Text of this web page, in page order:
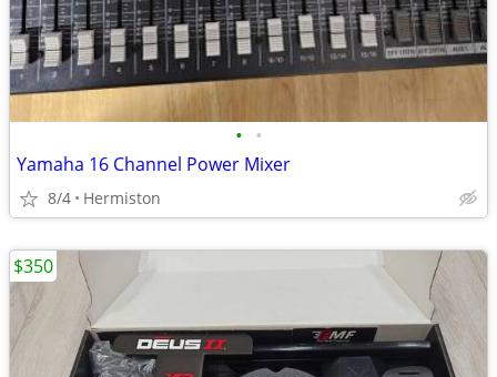
• •
Yamaha 16 Channel Power Mixer
8/4 Hermiston
$350